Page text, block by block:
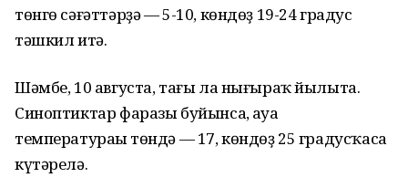
төнгө сәғәттәрҙә — 5-10, көндөҙ 19-24 градус
тәшкил итә.
Шәмбе, 10 августа, тағы ла нығыраҡ йылыта.
Синоптиктар фаразы буйынса, һауа
температураһы төндә — 17, көндөҙ 25 градусҡаса
күтәрелә.